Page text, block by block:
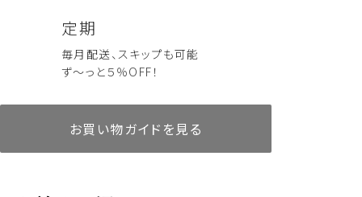
定期
毎月配送、スキップも可能
ず～っと５％OFF！
お買い物ガイドを見る